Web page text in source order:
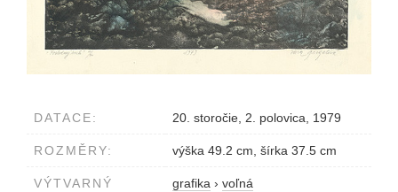
DATACE: 20. storočie, 2. polovica, 1979
ROZMĚRY: výška 49.2 cm, šírka 37.5 cm
VÝTVARNÝ
grafika › voľná